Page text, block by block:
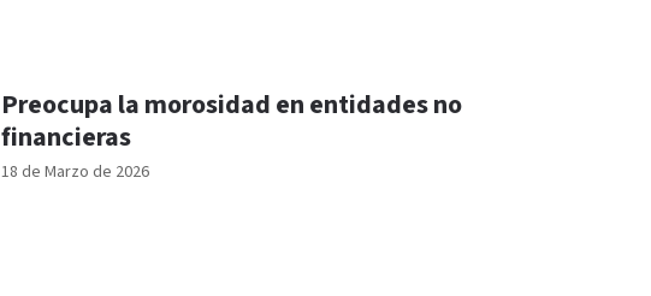
18 de Marzo de 2026
Preocupa la morosidad en entidades no
financieras